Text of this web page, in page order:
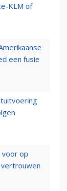
KLM of
een fusie
op
vertrouwen